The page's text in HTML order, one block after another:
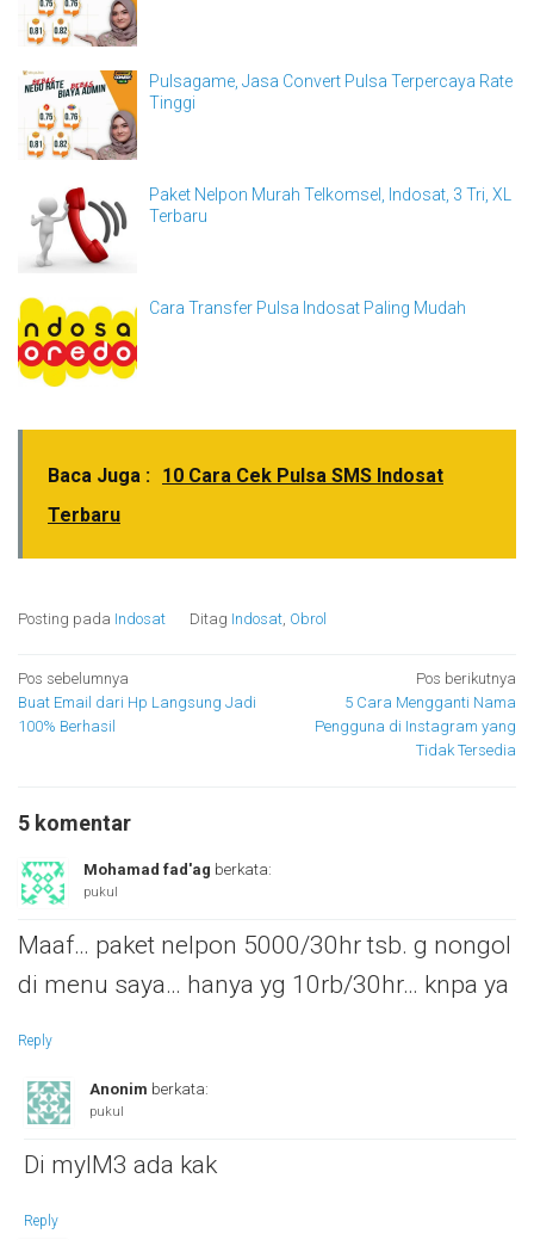
Pulsagame, Jasa Convert Pulsa Terpercaya Rate
Tinggi
Paket Nelpon Murah Telkomsel, Indosat, 3 Tri, XL
Terbaru
Cara Transfer Pulsa Indosat Paling Mudah
Baca Juga : 10 Cara Cek Pulsa SMS Indosat
Terbaru
Posting pada Indosat Ditag Indosat Obrol
Navigasi
pos
Pos sebelumnya
Buat Email dari Hp Langsung Jadi
100% Berhasil
Pos berikutnya
5 Cara Mengganti Nama
Pengguna di Instagram yang
Tidak Tersedia
5 komentar
Mohamad fad'ag berkata:
pukul
Maaf… paket nelpon 5000/30hr tsb. g nongol
di menu saya… hanya yg 10rb/30hr… knpa ya
Reply
Anonim berkata:
pukul
Di myIM3 ada kak
Reply